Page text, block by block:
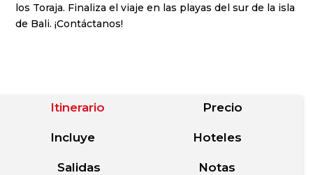
los Toraja. Finaliza el viaje en las playas del sur de la isla
de Bali. ¡Contáctanos!
Itinerario Precio
Incluye Hoteles
Salidas Notas